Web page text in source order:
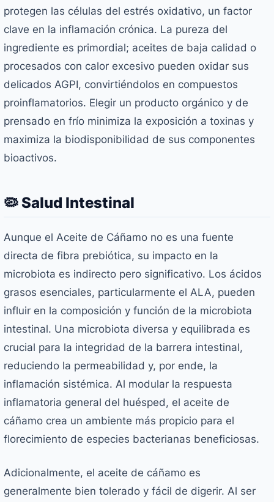
protegen las células del estrés oxidativo, un factor
clave en la inflamación crónica. La pureza del
ingrediente es primordial; aceites de baja calidad o
procesados con calor excesivo pueden oxidar sus
delicados AGPI, convirtiéndolos en compuestos
proinflamatorios. Elegir un producto orgánico y de
prensado en frío minimiza la exposición a toxinas y
maximiza la biodisponibilidad de sus componentes
bioactivos.
🦠 Salud Intestinal
Aunque el Aceite de Cáñamo no es una fuente
directa de fibra prebiótica, su impacto en la
microbiota es indirecto pero significativo. Los ácidos
grasos esenciales, particularmente el ALA, pueden
influir en la composición y función de la microbiota
intestinal. Una microbiota diversa y equilibrada es
crucial para la integridad de la barrera intestinal,
reduciendo la permeabilidad y, por ende, la
inflamación sistémica. Al modular la respuesta
inflamatoria general del huésped, el aceite de
cáñamo crea un ambiente más propicio para el
florecimiento de especies bacterianas beneficiosas.
Adicionalmente, el aceite de cáñamo es
generalmente bien tolerado y fácil de digerir. Al ser